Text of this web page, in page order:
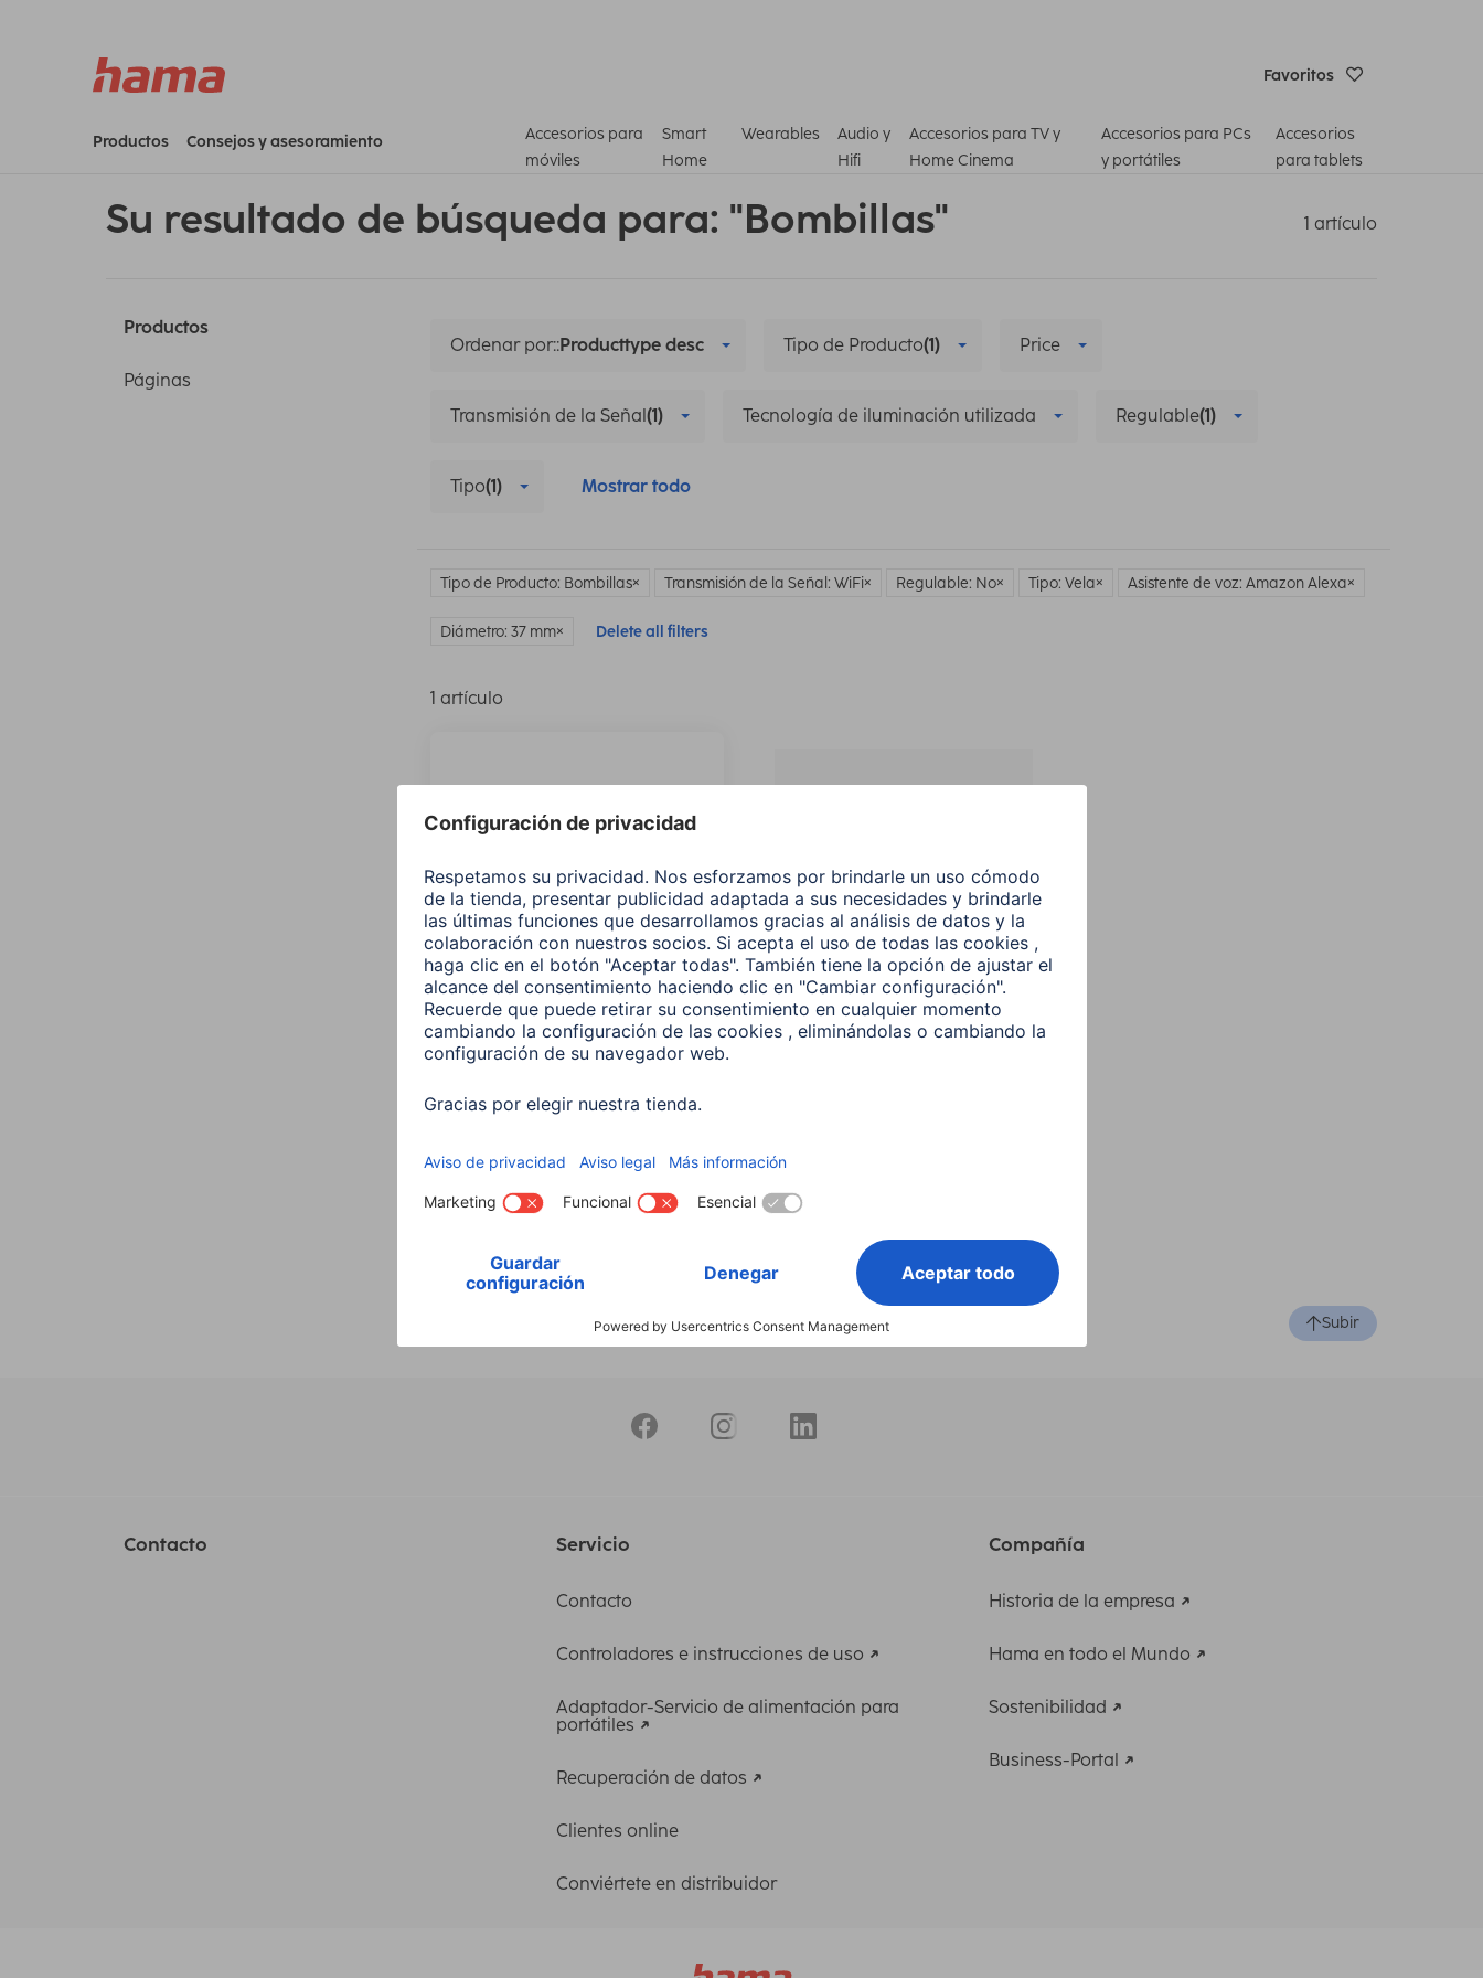
Favoritos
Productos Consejos y asesoramiento
Accesorios para
móviles
Smart
Home
Wearables
Audio y
Hifi
Accesorios para TV y
Home Cinema
Accesorios para PCs
y portátiles
Accesorios
para tablets
Su resultado de búsqueda para: "Bombillas" 1 artículo
Productos
Páginas
Ordenar por::Producttype desc Tipo de Producto(1) Price
Transmisión de la Señal(1) Tecnología de iluminación utilizada Regulable(1)
Tipo(1) Mostrar todo
Tipo de Producto: Bombillas Transmisión de la Señal: WiFi Regulable: No Tipo: Vela Asistente de voz: Amazon Alexa
Diámetro: 37 mm Delete all filters
1 artículo
Hama Lámpara LED WLAN
,E14, 5,5 W, RGBW, Regulable,
Vela, Para control por voz
¿No
producto que
buscas?
Buscar entre todos
nuestros
productos
Subir
Contacto Servicio
Contacto
Controladores e instrucciones de uso
Adaptador-Servicio de alimentación para
portátiles
Recuperación de datos
Clientes online
Conviértete en distribuidor
Compañía
Historia de la empresa
Hama en todo el Mundo
Sostenibilidad
Business-Portal